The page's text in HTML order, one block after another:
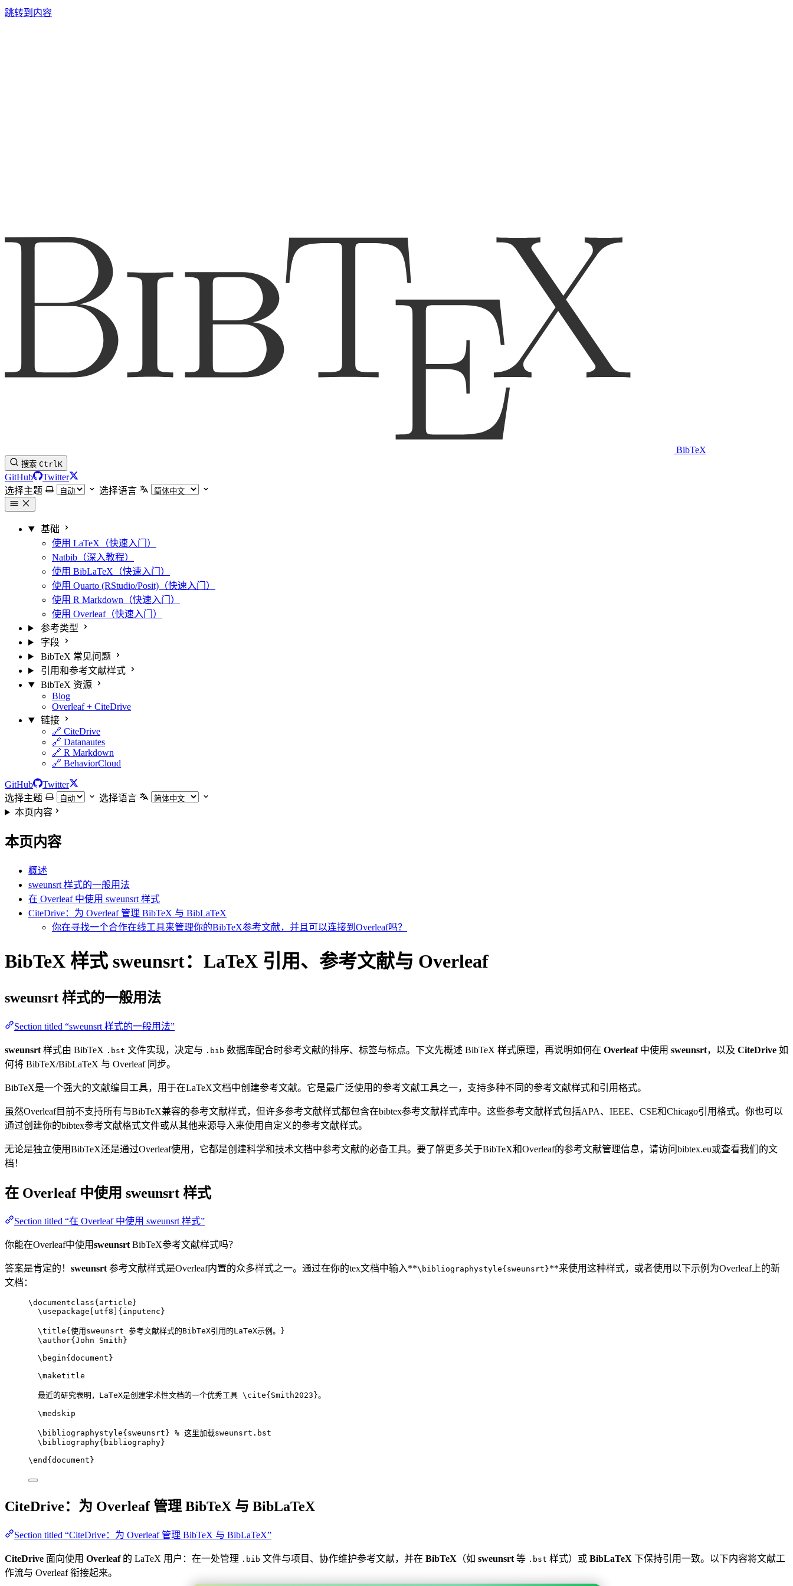
跳转到内容
BibTeX
搜索 CtrlK
GitHub
Twitter
选择主题
选择语言
基础
使用 LaTeX（快速入门）
Natbib（深入教程）
使用 BibLaTeX（快速入门）
使用 Quarto (RStudio/Posit)（快速入门）
使用 R Markdown（快速入门）
使用 Overleaf（快速入门）
参考类型
字段
BibTeX 常见问题
引用和参考文献样式
BibTeX 资源
Blog
Overleaf + CiteDrive
链接
🔗 CiteDrive
🔗 Datanautes
🔗 R Markdown
🔗 BehaviorCloud
GitHub
Twitter
选择主题
选择语言
本页内容
本页内容
概述
sweunsrt 样式的一般用法
在 Overleaf 中使用 sweunsrt 样式
CiteDrive：为 Overleaf 管理 BibTeX 与 BibLaTeX
你在寻找一个合作在线工具来管理你的BibTeX参考文献，并且可以连接到Overleaf吗？
BibTeX 样式 sweunsrt：LaTeX 引用、参考文献与 Overleaf
sweunsrt 样式的一般用法
Section titled “sweunsrt 样式的一般用法”
sweunsrt 样式由 BibTeX .bst 文件实现，决定与 .bib 数据库配合时参考文献的排序、标签与标点。下文先概述 BibTeX 样式原理，再说明如何在 Overleaf中使用 sweunsrt，以及 CiteDrive 如
何将 BibTeX/BibLaTeX 与 Overleaf 同步。
BibTeX是一个强大的文献编目工具，用于在LaTeX文档中创建参考文献。它是最广泛使用的参考文献工具之一，支持多种不同的参考文献样式和引用格式。
虽然Overleaf目前不支持所有与BibTeX兼容的参考文献样式，但许多参考文献样式都包含在bibtex参考文献样式库中。这些参考文献样式包括APA、IEEE、CSE和Chicago引用格式。你也可以
通过创建你的bibtex参考文献格式文件或从其他来源导入来使用自定义的参考文献样式。
无论是独立使用BibTeX还是通过Overleaf使用，它都是创建科学和技术文档中参考文献的必备工具。要了解更多关于BibTeX和Overleaf的参考文献管理信息，请访问bibtex.eu或查看我们的文
档！
在 Overleaf 中使用 sweunsrt 样式
Section titled “在 Overleaf 中使用 sweunsrt 样式”
你能在Overleaf中使用sweunsrtBibTeX参考文献样式吗？
答案是肯定的！ sweunsrt参考文献样式是Overleaf内置的众多样式之一。通过在你的tex文档中输入**\bibliographystyle{sweunsrt}**来使用这种样式，或者使用以下示例为Overleaf上的新
文档：
\documentclass{ article }
\usepackage
utf8 ]{ inputenc }
\title{使用sweunsrt 参考文献样式的BibTeX引用的LaTeX示例。}
\author{John Smith}
\begin{ document }
\maketitle
最近的研究表明，LaTeX是创建学术性文档的一个优秀工具 \cite{ Smith2023 }。
\medskip
\bibliographystyle{sweunsrt} % 这里加载sweunsrt.bst
\bibliography{bibliography}
\end { document }
CiteDrive：为 Overleaf 管理 BibTeX 与 BibLaTeX
Section titled “CiteDrive：为 Overleaf 管理 BibTeX 与 BibLaTeX”
CiteDrive 面向使用 Overleaf的 LaTeX 用户：在一处管理 .bib 文件与项目、协作维护参考文献，并在 BibTeX （如 sweunsrt 等 .bst 样式）或 BibLaTeX 下保持引用一致。以下内容将文献工
作流与 Overleaf 衔接起来。